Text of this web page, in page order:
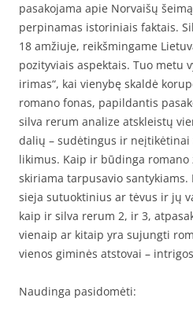
pasakojama apie Norvaišų
perpinamas istoriniais faktais.
18 amžiuje, reikšmingame
pozityviais aspektais. Tuo metu
irimas“, kai vienybę skaldė
romano fonas, papildantis
silva rerum analize atskleistų
dalių – sudėtingus ir neįtikėtinai
likimus. Kaip ir būdinga
skiriama tarpusavio
sieja sutuoktinius ar tėvus ir jų
kaip ir silva rerum 2, ir 3,
vienaip ar kitaip yra sujungti
vienos giminės atstovai –
Naudinga pasidomėti: